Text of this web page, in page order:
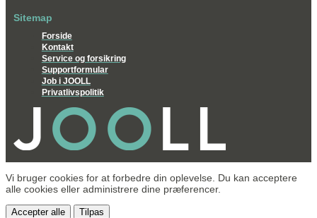
Sitemap
Forside
Kontakt
Service og forsikring
Supportformular
Job i JOOLL
Privatlivspolitik
Vi bruger cookies for at forbedre din oplevelse. Du kan acceptere
alle cookies eller administrere dine præferencer.
Accepter alle Tilpas